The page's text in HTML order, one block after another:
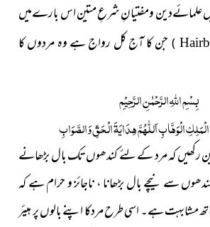
علمائےدین ومفتیانِ شرعِ متین اس بارےمیں
)جن کا آج کل رواج ہے وہ مردوں کا
بِسْمِ اللّٰہِ الرَّحْمٰنِ الرَّحِیْمِ
الْوَھَّابِ اَللّٰھُمَّ ھِدَایَۃَ الْحَقِّ وَالصَّوَابِ
رکھیں کہ مرد کے لئے کندھوں تک بال بڑھانے
سے نیچے بال بڑھانا ، ناجائز و حرام ہے کہ
ہے۔ اسی طرح مردكا اپنے بالوں پر ہیئر